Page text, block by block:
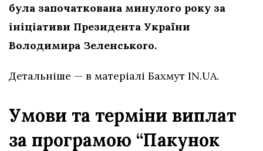
була започаткована минулого року за
ініціативи Президента України
Володимира Зеленського.
Детальніше — в матеріалі Бахмут IN.UA.
Умови та терміни виплат
за програмою “Пакунок